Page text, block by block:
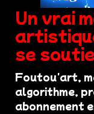
Un vrai
se
Foutou'art,
algorithme,
abonnement